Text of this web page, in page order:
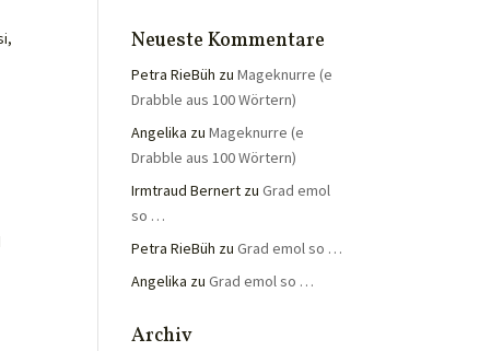
Neueste Kommentare
Petra RieBüh zuMageknurre (e
Drabble aus 100 Wörtern)
Angelika zuMageknurre (e
Drabble aus 100 Wörtern)
Irmtraud Bernert zuGrad emol
so …
Petra RieBüh zuGrad emol so …
Angelika zuGrad emol so …
Archiv